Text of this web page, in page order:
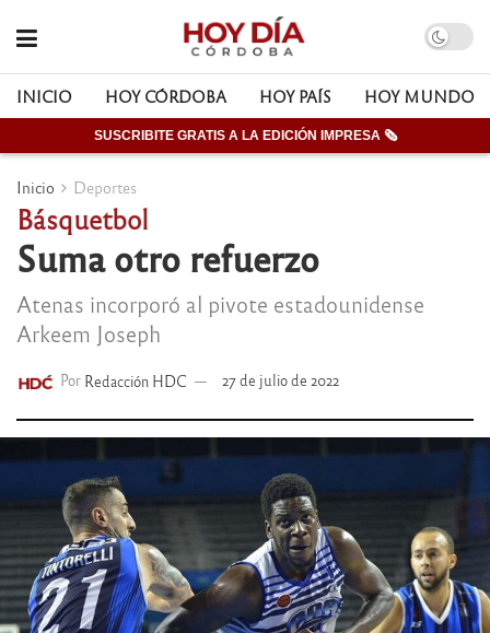
INICIO HOY CÓRDOBA HOY PAÍS HOY MUNDO
SUSCRIBITE GRATIS A LA EDICIÓN IMPRESA 🗞
Inicio Deportes
Básquetbol
Suma otro refuerzo
Atenas incorporó al pivote estadounidense
Arkeem Joseph
Por Redacción HDC 27 de julio de 2022